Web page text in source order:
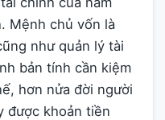
Mệnh chủ vốn là
như quản lý tài
bản tính cần kiệm
hơn nửa đời người
được khoản tiền